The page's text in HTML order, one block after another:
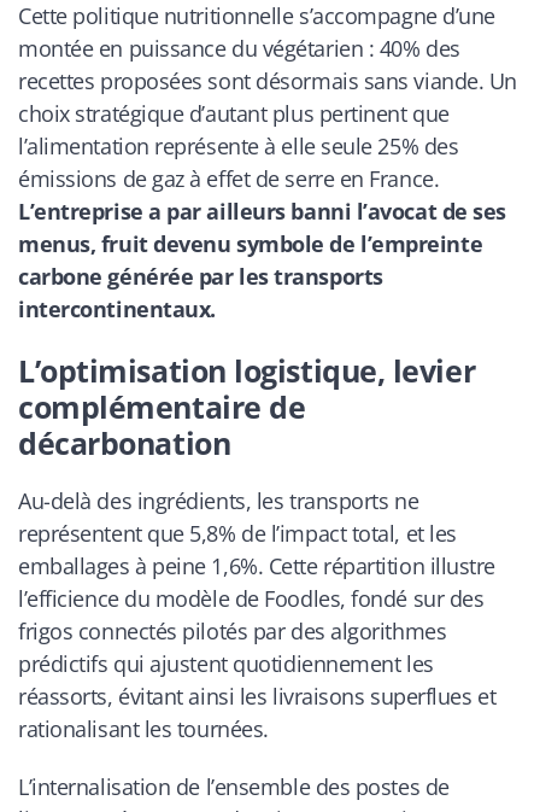
Cette politique nutritionnelle s’accompagne d’une
montée en puissance du végétarien : 40% des
recettes proposées sont désormais sans viande. Un
choix stratégique d’autant plus pertinent que
l’alimentation représente à elle seule 25% des
émissions de gaz à effet de serre en France.
L’entreprise a par ailleurs banni l’avocat de ses
menus, fruit devenu symbole de l’empreinte
carbone générée par les transports
intercontinentaux.
L’optimisation logistique, levier
complémentaire de
décarbonation
Au-delà des ingrédients, les transports ne
représentent que 5,8% de l’impact total, et les
emballages à peine 1,6%. Cette répartition illustre
l’efficience du modèle de Foodles, fondé sur des
frigos connectés pilotés par des algorithmes
prédictifs qui ajustent quotidiennement les
réassorts, évitant ainsi les livraisons superflues et
rationalisant les tournées.
L’internalisation de l’ensemble des postes de